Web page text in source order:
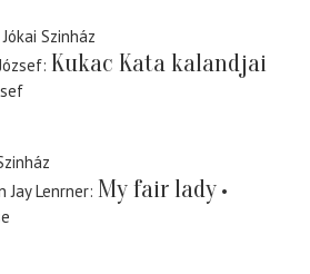
Jókai Szinház
Kukac Kata kalandjai
Jay Lenrner My fair lady